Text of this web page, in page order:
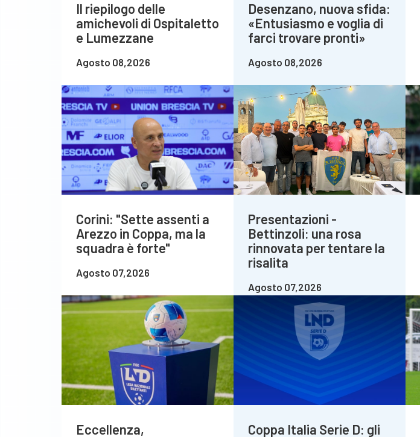
Il riepilogo delle
amichevoli di Ospitaletto
e Lumezzane
Agosto 08,2026
Desenzano, nuova sfida:
«Entusiasmo e voglia di
farci trovare pronti»
Agosto 08,2026
Corini: "Sette assenti a
Arezzo in Coppa, ma la
squadra è forte"
Agosto 07,2026
Presentazioni -
Bettinzoli: una rosa
rinnovata per tentare la
risalita
Agosto 07,2026
Eccellenza,
Coppa Italia Serie D: gli